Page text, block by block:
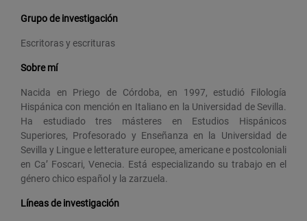
Grupo de investigación
Escritoras y escrituras
Sobre mí
Nacida en Priego de Córdoba, en 1997, estudió Filología
Hispánica con mención en Italiano en la Universidad de Sevilla.
Ha estudiado tres másteres en Estudios Hispánicos
Superiores, Profesorado y Enseñanza en la Universidad de
Sevilla y Lingue e letterature europee, americane e postcoloniali
en Ca’ Foscari, Venecia. Está especializando su trabajo en el
género chico español y la zarzuela.
Líneas de investigación